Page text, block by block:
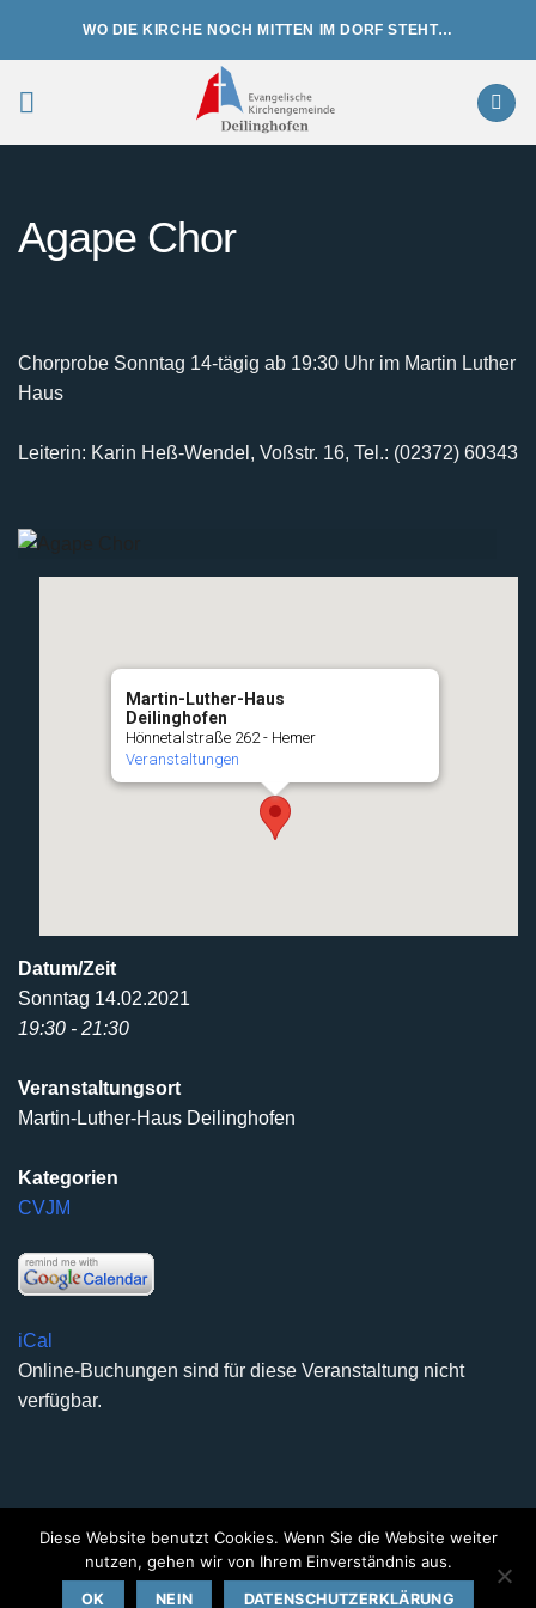
WO DIE KIRCHE NOCH MITTEN IM DORF STEHT…
Agape Chor
Chorprobe Sonntag 14-tägig ab 19:30 Uhr im Martin Luther
Haus
Leiterin: Karin Heß-Wendel, Voßstr. 16, Tel.: (02372) 60343
Martin-Luther-Haus
Deilinghofen
Hönnetalstraße 262 - Hemer
Veranstaltungen
Datum/Zeit
Sonntag 14.02.2021
19:30 - 21:30
Veranstaltungsort
Martin-Luther-Haus Deilinghofen
Kategorien
CVJM
iCal
Online-Buchungen sind für diese Veranstaltung nicht
verfügbar.
DATENSCHUTZERKLÄRUNG IMPRESSUM KONTAKT
Copyright 2026 ©Kirchengemeinde Deilinghofen- Design
Diese Website benutzt Cookies. Wenn Sie die Website weiter
nutzen, gehen wir von Ihrem Einverständnis aus.
OK NEIN DATENSCHUTZERKLÄRUNG